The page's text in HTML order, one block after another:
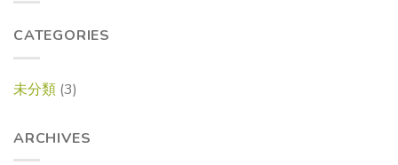
CATEGORIES
未分類 (3)
ARCHIVES